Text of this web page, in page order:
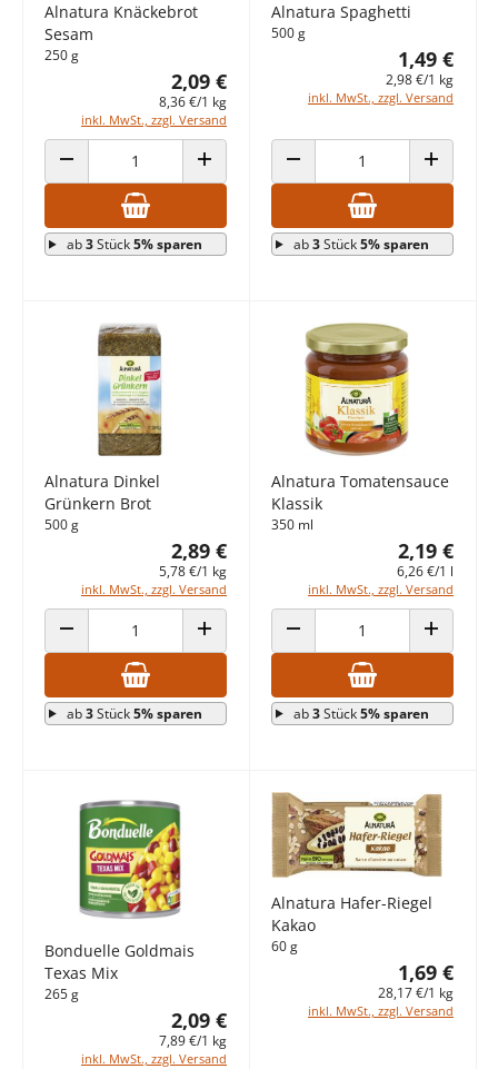
Alnatura Knäckebrot
Sesam
250 g
2,09 €
8,36 €/1 kg
inkl. MwSt., zzgl. Versand
ANZAHL VERRINGERN ANZAHL ERHÖHEN
ab3Stück5% sparen
Alnatura Spaghetti
500 g
1,49 €
2,98 €/1 kg
inkl. MwSt., zzgl. Versand
ANZAHL VERRINGERN ANZAHL
ab3Stück5% sparen
Alnatura Dinkel
Grünkern Brot
500 g
2,89 €
5,78 €/1 kg
inkl. MwSt., zzgl. Versand
ANZAHL VERRINGERN ANZAHL ERHÖHEN
ab3Stück5% sparen
Alnatura Tomatensauce
Klassik
350 ml
2,19 €
6,26 €/1 l
inkl. MwSt., zzgl. Versand
ANZAHL VERRINGERN ANZAHL
ab3Stück5% sparen
Bonduelle Goldmais
Texas Mix
265 g
2,09 €
7,89 €/1 kg
inkl. MwSt., zzgl. Versand
Alnatura Hafer-Riegel
Kakao
60 g
1,69 €
28,17 €/1 kg
inkl. MwSt., zzgl. Versand